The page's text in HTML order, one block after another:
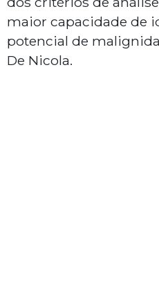
maior capacidade de
potencial de
De Nicola.